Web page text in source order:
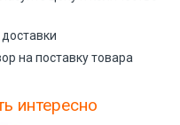
на поставку товара
интересно